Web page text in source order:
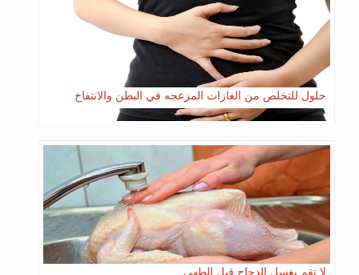
حلول للتخلص من الغازات المزعجه في البطن والانتفاخ
لا تقم بغسل الدجاج قبل الطهي